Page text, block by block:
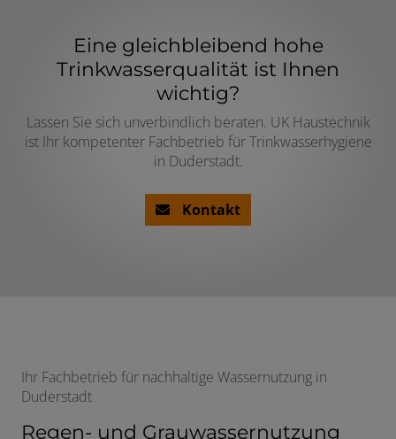
Eine gleichbleibend hohe
Trinkwasserqualität ist Ihnen
wichtig?
Lassen Sie sich unverbindlich beraten. UK Haustechnik
ist Ihr kompetenter Fachbetrieb für Trinkwasserhygiene
in Duderstadt.
Kontakt
Ihr Fachbetrieb für nachhaltige Wassernutzung in
Duderstadt
Regen- und Grauwassernutzung